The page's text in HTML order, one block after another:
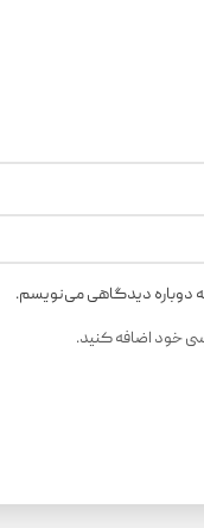
دوباره دیدگاهی می‌نویسم.
خود اضافه کنید.